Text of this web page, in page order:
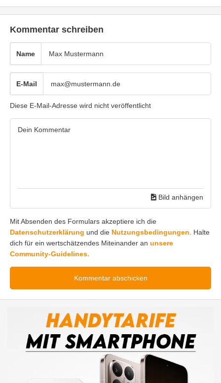
Kommentar schreiben
Name
E-Mail
Diese E-Mail-Adresse wird nicht veröffentlicht
Bild anhängen
Mit Absenden des Formulars akzeptiere ich die
Datenschutzerklärung und die Nutzungsbedingungen. Halte
dich für ein wertschätzendes Miteinander an unsere
Community-Guidelines.